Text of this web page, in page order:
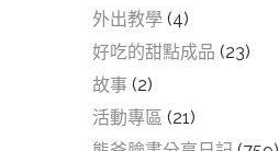
外出教學 (4)
好吃的甜點成品 (23)
故事 (2)
活動專區 (21)